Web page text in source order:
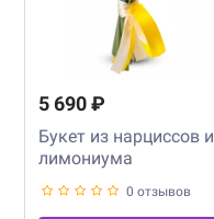
5 690 ₽
Букет из нарциссов и
лимониума
0 отзывов